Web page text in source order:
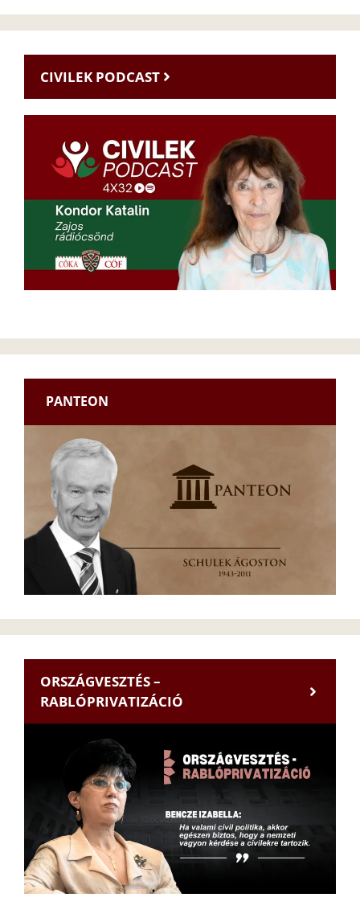
CIVILEK PODCAST
PANTEON
ORSZÁGVESZTÉS –
RABLÓPRIVATIZÁCIÓ